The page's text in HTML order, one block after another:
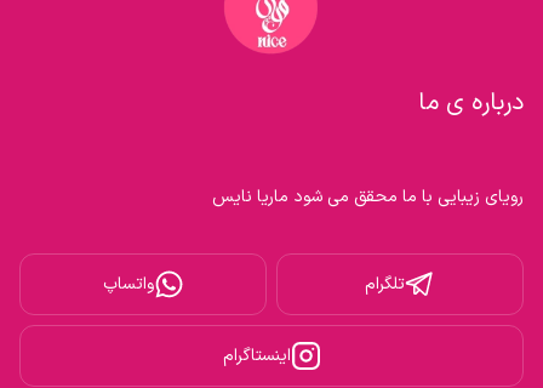
درباره ی ما
رویای زیبایی با ما محقق می شود ماریا نایس
تلگرام واتساپ
اینستاگرام